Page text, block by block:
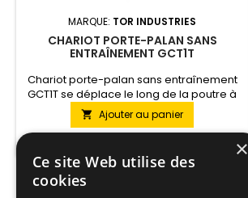
MARQUE: TOR INDUSTRIES
CHARIOT PORTE-PALAN SANS
ENTRAÎNEMENT GCT1T
Chariot porte-palan sans entraînement
GCT1T se déplace le long de la poutre à
double T en tirant sur une chaîne ou un
câble de levage.Ce chariot est conçu
pour les palans d'une capacité de
levage allant jusqu'à 1 tonne.
 Ajouter au panier
×
Ce site Web utilise des
cookies